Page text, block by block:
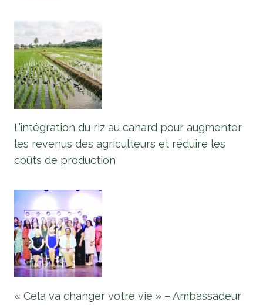
L’intégration du riz au canard pour augmenter
les revenus des agriculteurs et réduire les
coûts de production
« Cela va changer votre vie » – Ambassadeur